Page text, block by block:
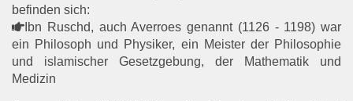
befinden sich:
Ibn Ruschd, auch Averroes genannt (1126 - 1198) war
ein Philosoph und Physiker, ein Meister der Philosophie
und islamischer Gesetzgebung, der Mathematik und
Medizin